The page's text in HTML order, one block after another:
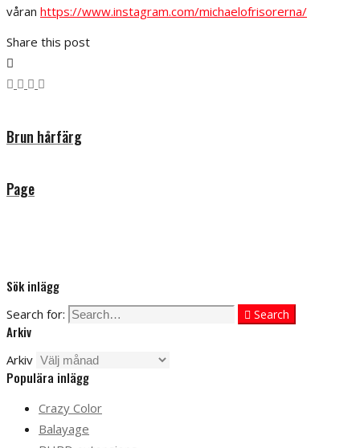
våran https://www.instagram.com/michaelofrisorerna/
Share this post
Brun hårfärg
Page
Sök inlägg
Search for: Search
Arkiv
Arkiv
Populära inlägg
Crazy Color
Balayage